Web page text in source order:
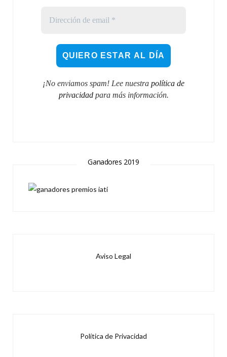
¡No enviamos spam! Lee nuestra política de
privacidadpara más información.
Ganadores 2019
Aviso Legal
Política de Privacidad